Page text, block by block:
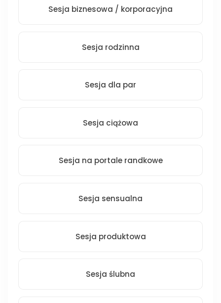
Sesja biznesowa / korporacyjna
Sesja rodzinna
Sesja dla par
Sesja ciążowa
Sesja na portale randkowe
Sesja sensualna
Sesja produktowa
Sesja ślubna